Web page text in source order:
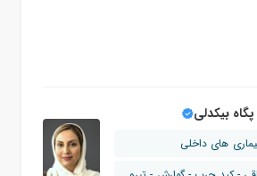
بیکدلی
های داخلی